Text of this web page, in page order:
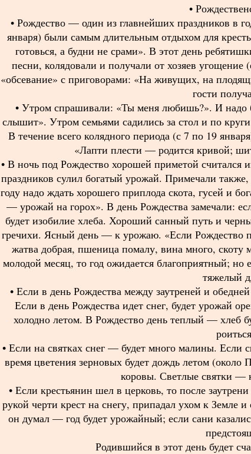
•
• Рождество — один из главнейших праздников в
января) были самым длительным отдыхом для
готовься, а будни не срами». В этот день
песни, колядовали и получали от хозяев
«обсевание» с приговорами: «На живущих, на
гости
• Утром спрашивали: «Ты меня любишь?». И надо
слышит». Утром семьями садились за стол и по
В течение всего колядного периода (с 7 по 19
«Лапти плести — родится кривой;
• В ночь под Рождество хорошей приметой
праздников сулил богатый урожай. Примечали
году надо ждать хорошего приплода скота, гусей и
— урожай на горох». В день Рождества замечали:
будет изобилие хлеба. Хороший санный путь и
гречихи. Ясный день — к урожаю. «Если Рождество
жатва добрая, пшеница помалу, вина много,
молодой месяц, то год ожидается благоприятный;
тяжелый
• Если в день Рождества между заутреней и
Если в день Рождества идет снег, будет урожай
холодно летом. В Рождество день теплый — хлеб
• Если на святках снег — будет много малины. Если
время цветения зерновых будет дождь летом
коровы. Светлые святки —
• Если крестьянин шел в церковь, то после
рукой черти крест на снегу, припадал ухом к Земле
он думал — год будет урожайный; если сани
Родившийся в этот день будет